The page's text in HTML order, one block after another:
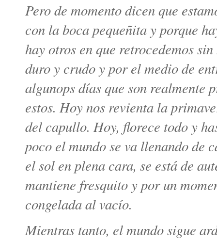
Pero de momento dicen que
con la boca pequeñita y porque
hay otros en que retrocedemos
duro y crudo y por el medio de
algunops días que son realmente
estos. Hoy nos revienta la
del capullo. Hoy, florece todo y
poco el mundo se va llenando de
el sol en plena cara, se está de
mantiene fresquito y por un
congelada al vacío.
Mientras tanto, el mundo sigue